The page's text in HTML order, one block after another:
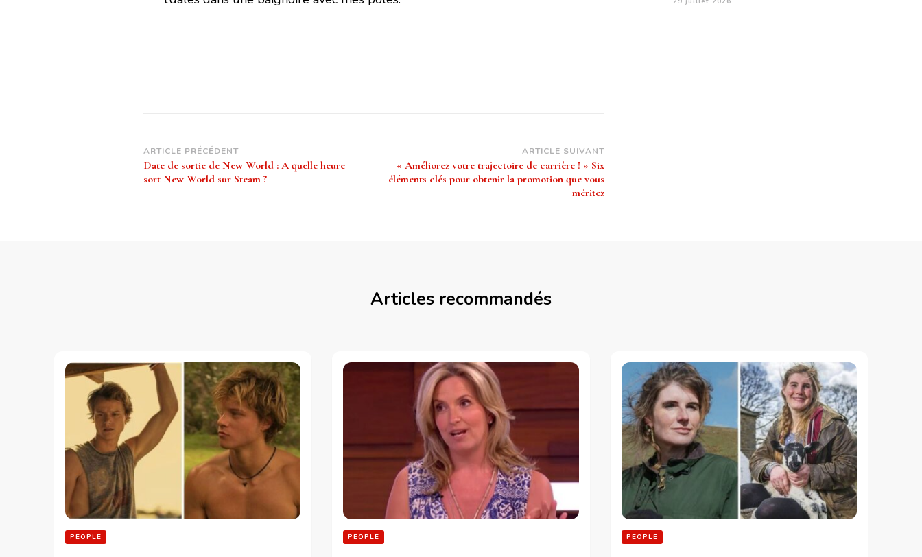
Navigation
d’article
ARTICLE PRÉCÉDENT
Date de sortie de New World : A quelle heure
sort New World sur Steam ?
ARTICLE SUIVANT
« Améliorez votre trajectoire de carrière ! » Six
éléments clés pour obtenir la promotion que vous
méritez
Articles recommandés
PEOPLE PEOPLE PEOPLE